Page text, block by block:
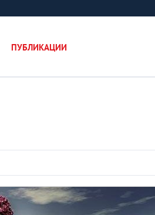
ПУБЛИКАЦИИ